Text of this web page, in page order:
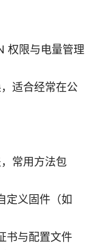
权限与电量管理
适合经常在公
常用方法包
定义固件（如
书与配置文件